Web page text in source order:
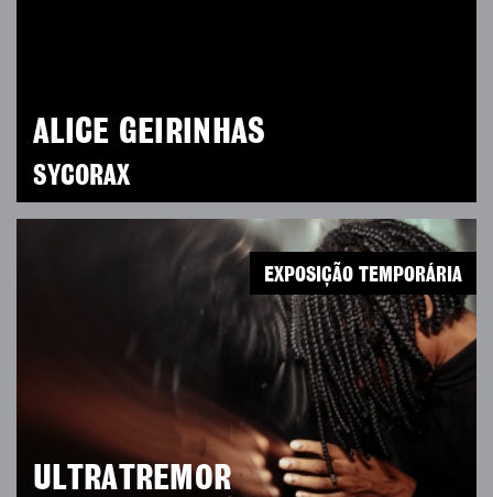
ALICE GEIRINHAS
SYCORAX
ULTRATREMOR
EXPOSIÇÃO TEMPORÁRIA